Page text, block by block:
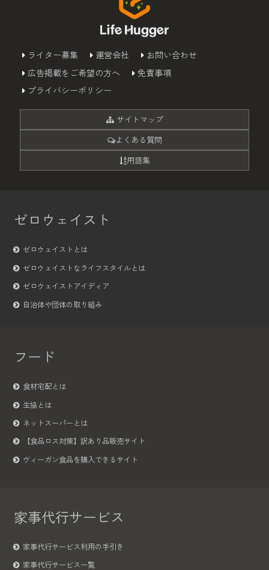
ライター募集 運営会社
お問い合わせ
広告掲載をご希望の方へ
免責事項
プライバシーポリシー
サイトマップ
よくある質問
用語集
ゼロウェイスト
ゼロウェイストとは
ゼロウェイストなライフスタイルとは
ゼロウェイストアイディア
自治体や団体の取り組み
フード
食材宅配とは
生協とは
ネットスーパーとは
【食品ロス対策】訳あり品販売サイト
ヴィーガン食品を購入できるサイト
家事代行サービス
家事代行サービス利用の手引き
家事代行サービス一覧